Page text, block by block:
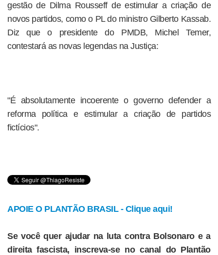
gestão de Dilma Rousseff de estimular a criação de
novos partidos, como o PL do ministro Gilberto Kassab.
Diz que o presidente do PMDB, Michel Temer,
contestará as novas legendas na Justiça:
"É absolutamente incoerente o governo defender a
reforma política e estimular a criação de partidos
fictícios".
APOIE O PLANTÃO BRASIL - Clique aqui!
Se você quer ajudar na luta contra Bolsonaro e a
direita fascista, inscreva-se no canal do Plantão